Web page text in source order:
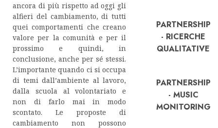
ancora di più rispetto ad oggi gli
alfieri del cambiamento, di tutti
quei comportamenti che creano
valore per la comunità e per il
prossimo e quindi, in
conclusione, anche per sé stessi.
L’importante quando ci si occupa
di temi dall’ambiente al lavoro,
dalla scuola al volontariato e
non di farlo mai in modo
scontato. Le proposte di
cambiamento non possono
PARTNERSHIP
- RICERCHE
QUALITATIVE
PARTNERSHIP
- MUSIC
MONITORING